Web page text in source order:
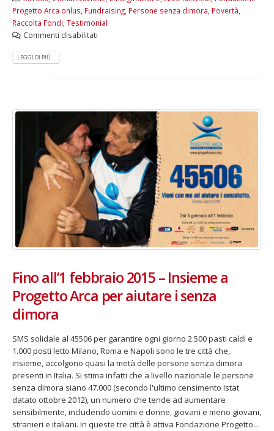
Progetto Arca onlus Fundraising Persone senza dimora Povertà
Raccolta Fondi Testimonial
Commenti disabilitati
LEGGI DI PIÙ...
Fino all’1 febbraio 2015 – Insieme a
Progetto Arca per aiutare i senza
dimora
SMS solidale al 45506 per garantire ogni giorno 2.500 pasti caldi e
1.000 posti letto Milano, Roma e Napoli sono le tre città che,
insieme, accolgono quasi la metà delle persone senza dimora
presenti in Italia. Si stima infatti che a livello nazionale le persone
senza dimora siano 47.000 (secondo l'ultimo censimento Istat
datato ottobre 2012), un numero che tende ad aumentare
sensibilmente, includendo uomini e donne, giovani e meno giovani,
stranieri e italiani. In queste tre città è attiva Fondazione Progetto...